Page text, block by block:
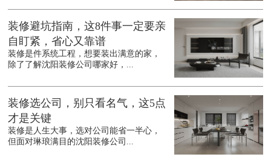
装修避坑指南，这8件事一定要亲
自盯紧，省心又靠谱
装修是件系统工程，想要装出满意的家，
除了了解沈阳装修公司哪家好，...
装修选公司，别只看名气，这5点
才是关键
装修是人生大事，选对公司能省一半心，
但面对琳琅满目的沈阳装修公司...